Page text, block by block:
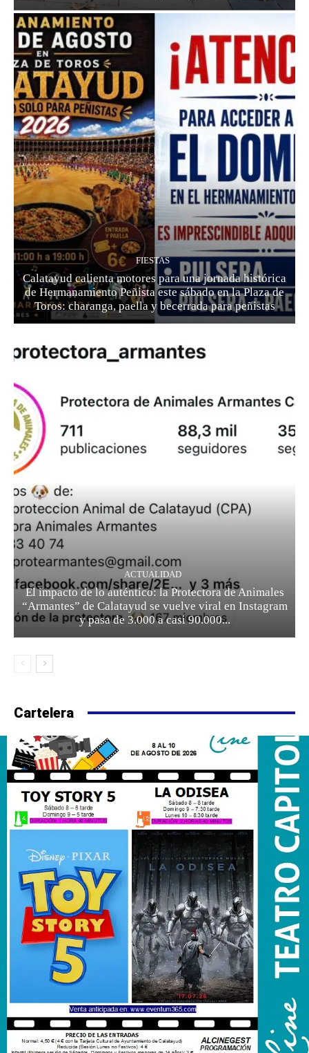
FIESTAS
Calatayud calienta motores para una jornada histórica
de Hermanamiento Peñista este sábado en la Plaza de
Toros: charanga, paella y becerrada para peñistas
ACTUALIDAD
El impacto de lo auténtico: la Protectora de Animales
“Armantes” de Calatayud se vuelve viral en Instagram
y pasa de 3.000 a casi 90.000...
Cartelera